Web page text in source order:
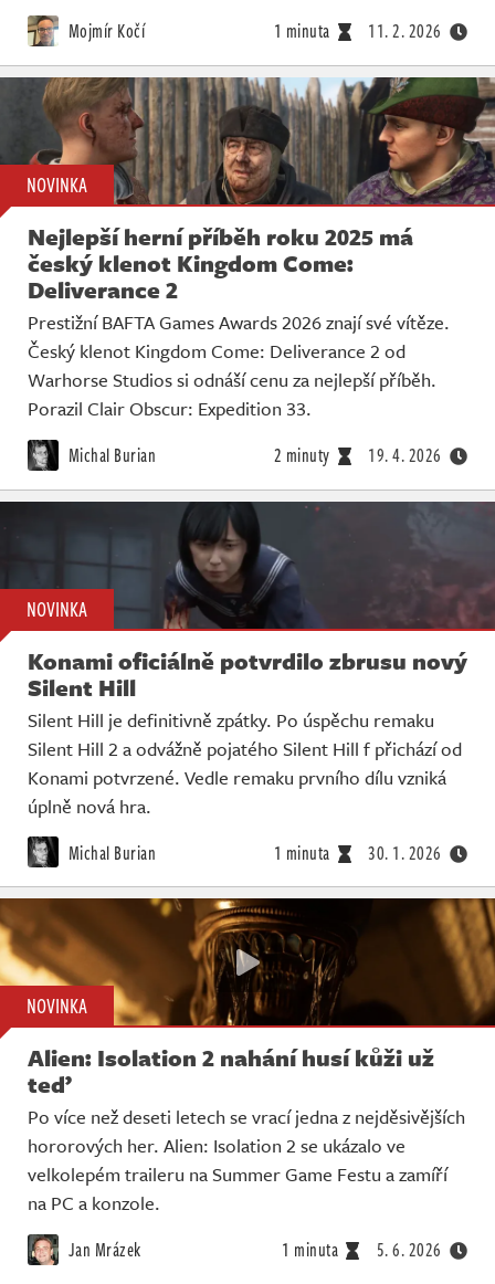
Mojmír Kočí 1 minuta 11. 2. 2026
NOVINKA
Nejlepší herní příběh roku 2025 má
český klenot Kingdom Come:
Deliverance 2
Prestižní BAFTA Games Awards 2026 znají své vítěze.
Český klenot Kingdom Come: Deliverance 2 od
Warhorse Studios si odnáší cenu za nejlepší příběh.
Porazil Clair Obscur: Expedition 33.
Michal Burian 2 minuty 19. 4. 2026
NOVINKA
Konami oficiálně potvrdilo zbrusu nový
Silent Hill
Silent Hill je definitivně zpátky. Po úspěchu remaku
Silent Hill 2 a odvážně pojatého Silent Hill f přichází od
Konami potvrzené. Vedle remaku prvního dílu vzniká
úplně nová hra.
Michal Burian 1 minuta 30. 1. 2026
NOVINKA
Alien: Isolation 2 nahání husí kůži už
teď
Po více než deseti letech se vrací jedna z nejděsivějších
hororových her. Alien: Isolation 2 se ukázalo ve
velkolepém traileru na Summer Game Festu a zamíří
na PC a konzole.
Jan Mrázek 1 minuta 5. 6. 2026